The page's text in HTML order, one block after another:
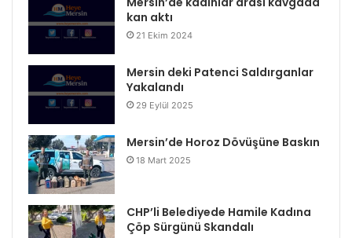
kan aktı
21 Ekim 2024
Mersin deki Patenci Saldırganlar
Yakalandı
29 Eylül 2025
Mersin’de Horoz Dövüşüne Baskın
18 Mart 2025
CHP’li Belediyede Hamile Kadına
Çöp Sürgünü Skandalı